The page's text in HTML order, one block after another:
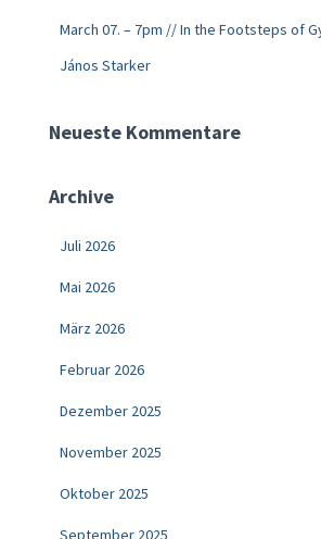
March 07. – 7pm // In the Footsteps of
János Starker
Neueste Kommentare
Archive
Juli 2026
Mai 2026
März 2026
Februar 2026
Dezember 2025
November 2025
Oktober 2025
September 2025